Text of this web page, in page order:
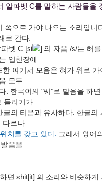
알파벳 C를 말하는 사람들을
쪽으로 가야 나오는 소리입니
로 간다.
벳 C [si
] 의 자음 /s/는 혀
입천장에
여기서 모음은 혀가 위로 가
모두
. 한국어의 “씨”로 발음을 하
들리기가
글의 티읕과 유사하다. 한글의
다르나
치를 갖고 있다. 그래서 영어
음을
면 shit[it] 의 소리와 비슷하게